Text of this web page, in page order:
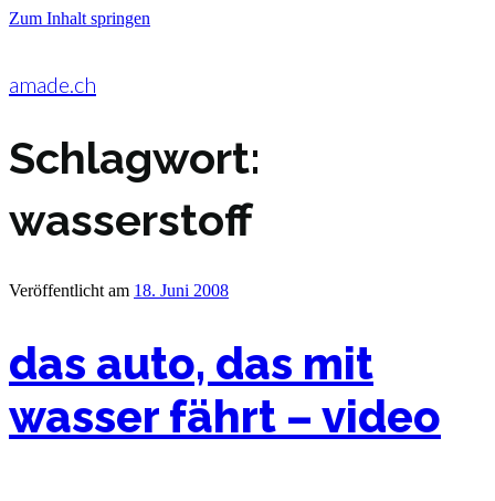
Zum Inhalt springen
amade.ch
Schlagwort:
wasserstoff
Veröffentlicht am 18. Juni 2008
das auto, das mit
wasser fährt – video